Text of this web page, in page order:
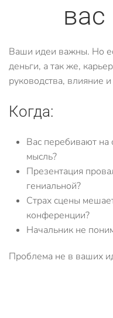
вас
Ваши идеи важны. Но
деньги, а так же,
руководства, влияние
Когда:
Вас перебивают на
мысль?
Презентация
гениальной?
Страх сцены
конференции?
Начальник не
Проблема не в ваших